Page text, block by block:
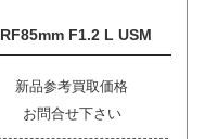
RF85mm F1.2 L USM
新品参考買取価格
お問合せ下さい